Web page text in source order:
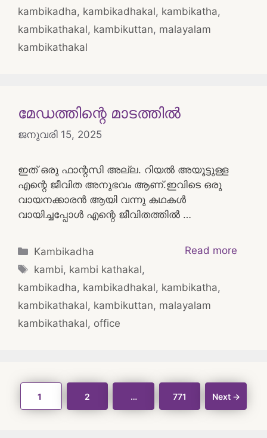
kambikadha, kambikadhakal, kambikatha,
kambikathakal, kambikuttan, malayalam
kambikathakal
മേഡത്തിന്റെ മാടത്തിൽ
ജനുവരി 15, 2025
ഇത് ഒരു ഫാന്റസി അല്ല. റിയൽ അയൂട്ടുള്ള
എന്റെ ജീവിത അനുഭവം ആണ്.ഇവിടെ ഒരു
വായനക്കാരൻ ആയി വന്നു കഥകൾ
വായിച്ചപ്പോൾ എന്റെ ജീവിതത്തിൽ …
Read more
Categories
Kambikadha
Tags
kambi, kambi kathakal,
kambikadha, kambikadhakal, kambikatha,
kambikathakal, kambikuttan, malayalam
kambikathakal, office
Post
navigation
Page
1 Page
2 … Page
771 Next →